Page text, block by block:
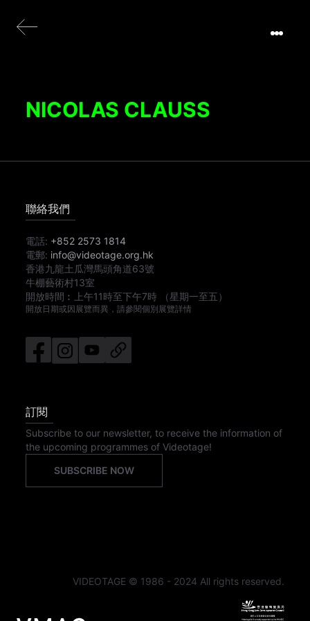
NICOLAS CLAUSS
聯絡我們
電話: +852 2573 1814
電郵: info@videotage.org.hk
香港九龍土瓜灣馬頭角道63號
牛棚藝術村13室
開放時間︰
上午11時至下午7時 （星期一至五）
開放日期或因展覽而異，請參閱個別展覽詳情
訂閱
Subscribe to our newsletter, to receive the information of
the upcoming programmes of Videotage!
SUBSCRIBE NOW
VIDEOTAGE © 1986 - 2024 All rights reserved.